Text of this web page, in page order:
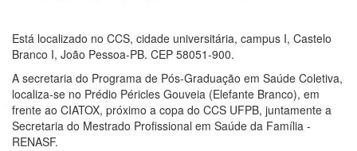
Está localizado no CCS, cidade universitária, campus I, Castelo
Branco I, João Pessoa-PB. CEP 58051-900.
A secretaria do Programa de Pós-Graduação em Saúde Coletiva,
localiza-se no Prédio Péricles Gouveia (Elefante Branco), em
frente ao CIATOX, próximo a copa do CCS UFPB, juntamente a
Secretaria do Mestrado Profissional em Saúde da Família -
RENASF.